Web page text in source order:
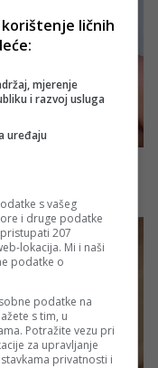
korištenje ličnih
mjerenje
i razvoj usluga
uređaju
s vašeg
i druge podatke
207
lokacija. Mi i naši
podatke o
podatke na
s tim, u
Potražite vezu pri
za upravljanje
privatnosti i